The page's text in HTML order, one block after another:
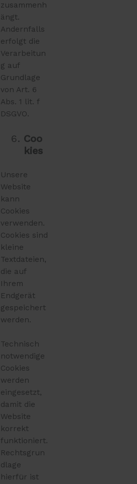
zusammenh
ängt.
Andernfalls
erfolgt die
Verarbeitun
g auf
Grundlage
von Art. 6
Abs. 1 lit. f
DSGVO.
Coo
kies
Unsere
Website
kann
Cookies
verwenden.
Cookies sind
kleine
Textdateien,
die auf
Ihrem
Endgerät
gespeichert
werden.
Technisch
notwendige
Cookies
werden
eingesetzt,
damit die
Website
korrekt
funktioniert.
Rechtsgrun
dlage
hierfür ist